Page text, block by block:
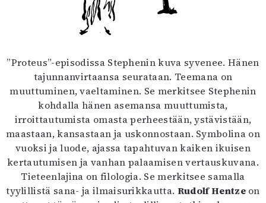
”Proteus”-episodissa Stephenin kuva syvenee. Hänen
tajunnanvirtaansa seurataan. Teemana on
muuttuminen, vaeltaminen. Se merkitsee Stephenin
kohdalla hänen asemansa muuttumista,
irroittautumista omasta perheestään, ystävistään,
maastaan, kansastaan ja uskonnostaan. Symbolina on
vuoksi ja luode, ajassa tapahtuvan kaiken ikuisen
kertautumisen ja vanhan palaamisen vertauskuvana.
Tieteenlajina on filologia. Se merkitsee samalla
tyylillistä sana- ja ilmaisurikkautta. Rudolf Hentzeon